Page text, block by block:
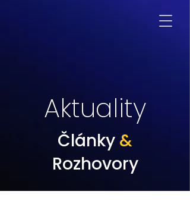
Aktuality
Články &
Rozhovory